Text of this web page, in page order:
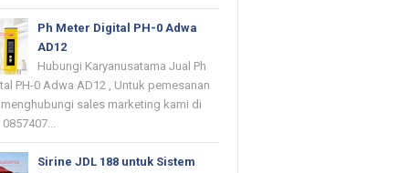
Ph Meter Digital PH-0 Adwa
AD12
Hubungi Karyanusatama Jual Ph
PH-0 Adwa AD12 , Untuk pemesanan
sales marketing kami di
Sirine JDL 188 untuk Sistem